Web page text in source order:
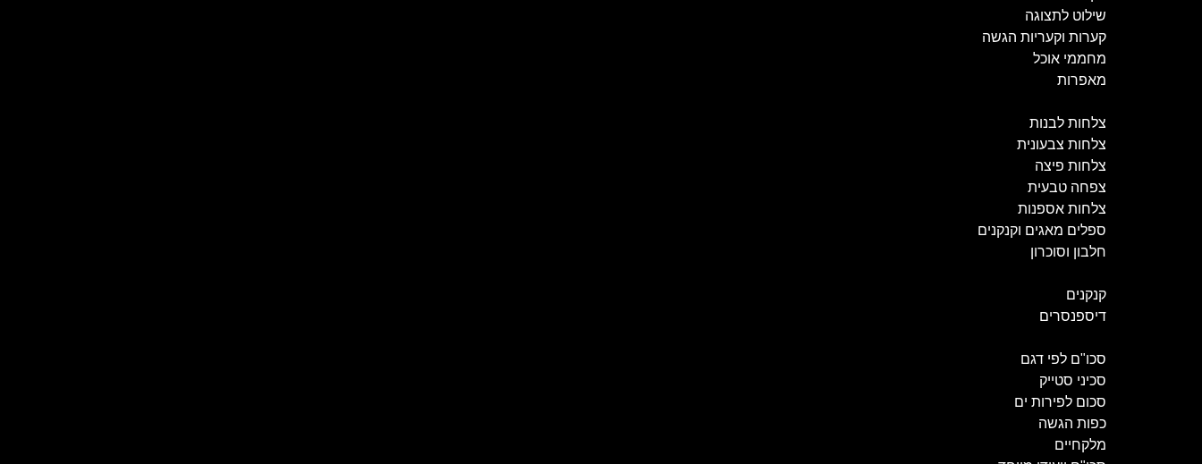
שילוט לתצוגה
קערות וקעריות הגשה
מחממי אוכל
מאפרות
צלחות לבנות
צלחות צבעונית
צלחות פיצה
צפחה טבעית
צלחות אספנות
ספלים מאגים וקנקנים
חלבון וסוכרון
קנקנים
דיספנסרים
סכו"ם לפי דגם
סכיני סטייק
סכום לפירות ים
כפות הגשה
מלקחיים